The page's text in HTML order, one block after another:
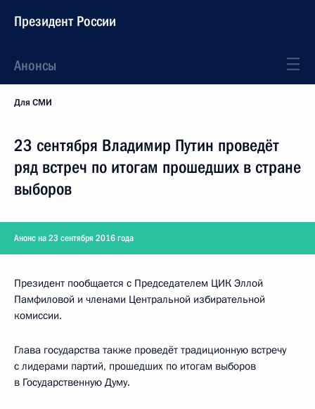
Президент России
Анонсы
Для СМИ
23 сентября Владимир Путин проведёт
ряд встреч по итогам прошедших в стране
выборов
Анонс на 23 сентября 2016 года
Президент пообщается с Председателем ЦИК Эллой
Памфиловой и членами Центральной избирательной
комиссии.
Глава государства также проведёт традиционную встречу
с лидерами партий, прошедших по итогам выборов
в Государственную Думу.